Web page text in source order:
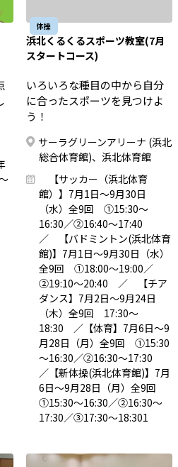
体操
浜北くるくるスポーツ教室(7月
スタートコース)
いろいろな種目の中から自分
に合ったスポーツを見つけよ
う！
サーラグリーンアリーナ (浜北
総合体育館)、浜北体育館
【サッカー（浜北体育
館）】7月1日～9月30日
（水）全9回 ①15:30～
16:30／②16:40～17:40
／ 【バドミントン(浜北体育
館)】7月1日～9月30日（水）
全9回 ①18:00～19:00／
②19:10～20:40 ／ 【チア
ダンス】7月2日～9月24日
（木）全9回 17:30～
18:30 ／【体育】7月6日～9
月28日（月）全9回 ①15:30
～16:30／②16:30～17:30
／【新体操(浜北体育館)】7月
6日～9月28日（月）全9回
①15:30～16:30／②16:30～
17:30／③17:30～18:301